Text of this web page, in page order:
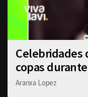
Celebridades
copas
Aranxa Lopez